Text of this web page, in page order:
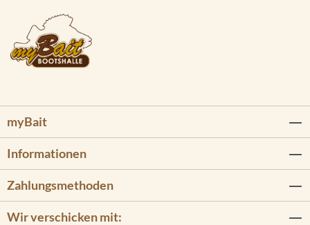
myBait
Informationen
Zahlungsmethoden
Wir verschicken mit: